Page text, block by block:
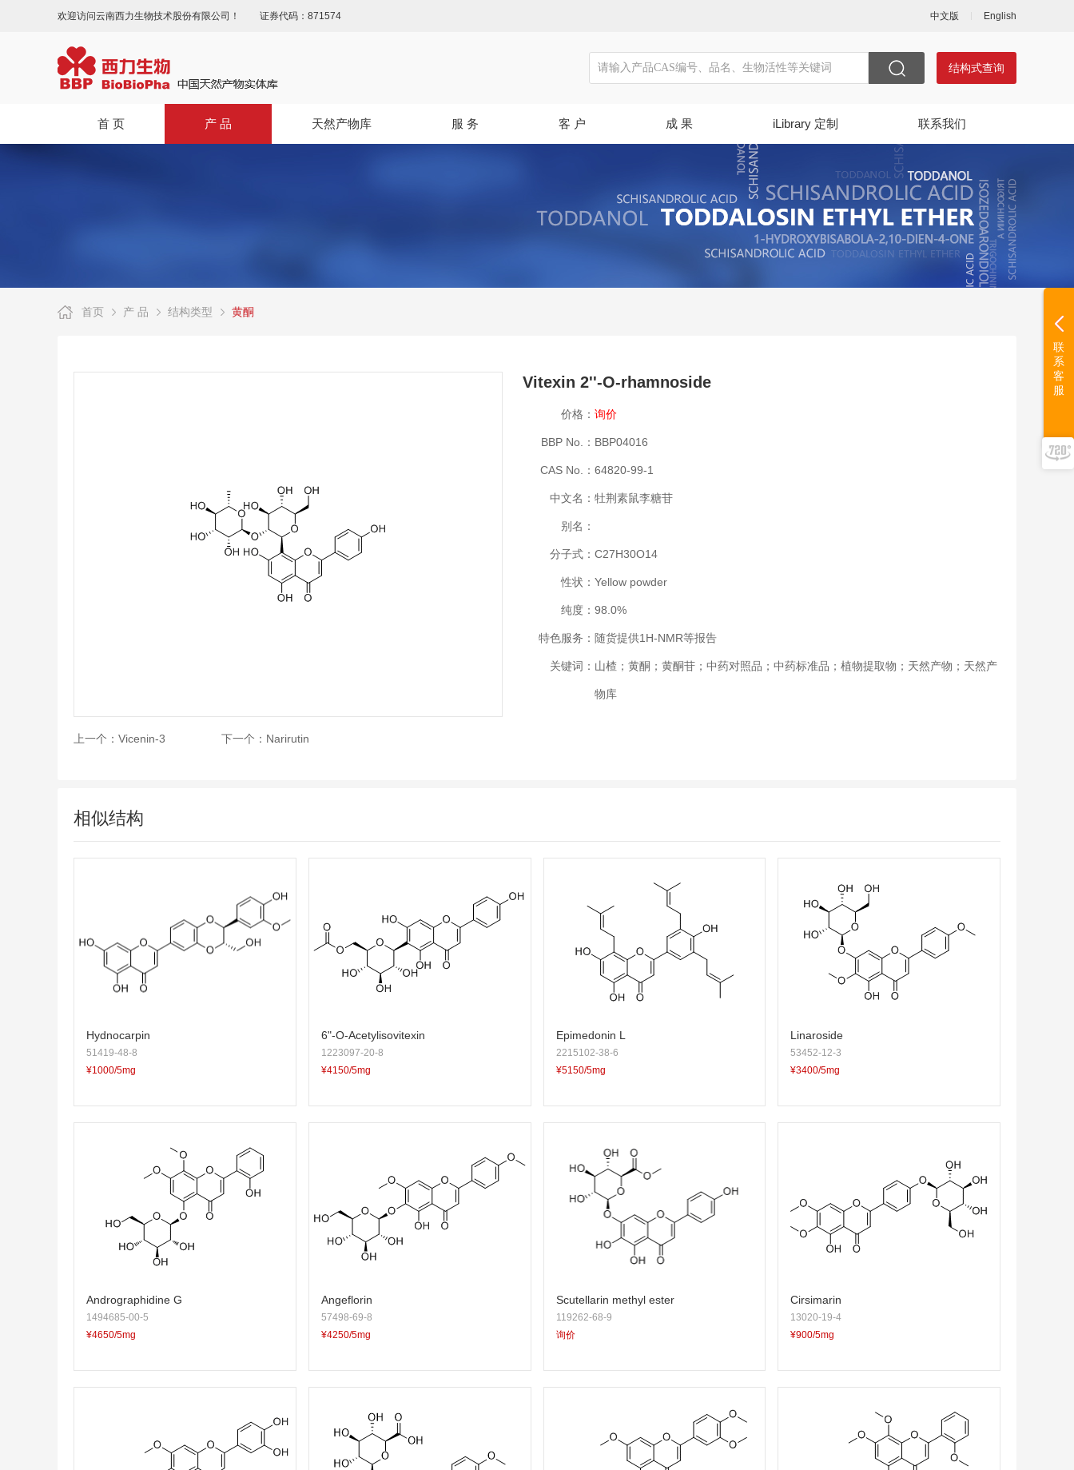
欢迎访问云南西力生物技术股份有限公司！ 证券代码：871574 中文版 English
结构式查询
首 页 产 品 天然产物库 服 务 客 户 成 果 iLibrary 定制 联系我们
首页 产 品 结构类型 黄酮
Vitexin 2''-O-rhamnoside
价格： 询价
BBP No.： BBP04016
CAS No.： 64820-99-1
中文名： 牡荆素鼠李糖苷
别名：
分子式： C27H30O14
性状： Yellow powder
纯度： 98.0%
特色服务： 随货提供1H-NMR等报告
关键词： 山楂；黄酮；黄酮苷；中药对照品；中药标准品；植物提取物；天然产物；天然产
物库
上一个： Vicenin-3 下一个： Narirutin
相似结构
Hydnocarpin
51419-48-8
¥1000/5mg
6"-O-Acetylisovitexin
1223097-20-8
¥4150/5mg
Epimedonin L
2215102-38-6
¥5150/5mg
Linaroside
53452-12-3
¥3400/5mg
Andrographidine G
1494685-00-5
¥4650/5mg
Angeflorin
57498-69-8
¥4250/5mg
Scutellarin methyl ester
119262-68-9
询价
Cirsimarin
13020-19-4
¥900/5mg
联
系
客
服